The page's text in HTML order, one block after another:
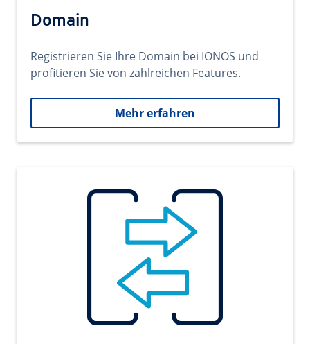
Domain
Registrieren Sie Ihre Domain bei IONOS und
profitieren Sie von zahlreichen Features.
Mehr erfahren